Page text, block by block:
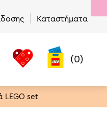
Καταστήματα
(0)
LEGO set
καλάθι